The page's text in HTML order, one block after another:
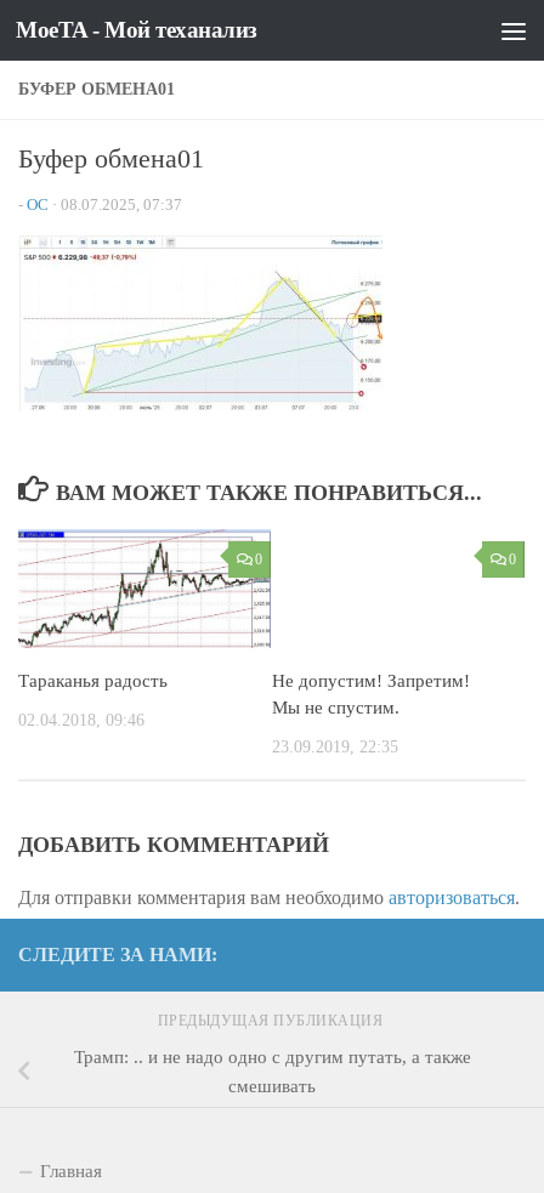
Перейти к содержимому
MoeTA - Мой теханализ
БУФЕР ОБМЕНА01
Буфер обмена01
- OC · 08.07.2025, 07:37
ВАМ МОЖЕТ ТАКЖЕ ПОНРАВИТЬСЯ...
0
Тараканья радость
02.04.2018, 09:46
0
Не допустим! Запретим!
Мы не спустим.
23.09.2019, 22:35
ДОБАВИТЬ КОММЕНТАРИЙ
Для отправки комментария вам необходимо авторизоваться.
СЛЕДИТЕ ЗА НАМИ:
ПРЕДЫДУЩАЯ ПУБЛИКАЦИЯ
Трамп: .. и не надо одно с другим путать, а также
смешивать
Главная